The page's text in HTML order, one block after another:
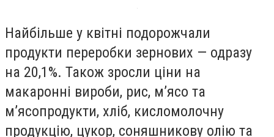
Найбільше у квітні подорожчали
продукти переробки зернових — одразу
на 20,1%. Також зросли ціни на
макаронні вироби, рис, м’ясо та
м’ясопродукти, хліб, кисломолочну
продукцію, цукор, соняшникову олію та